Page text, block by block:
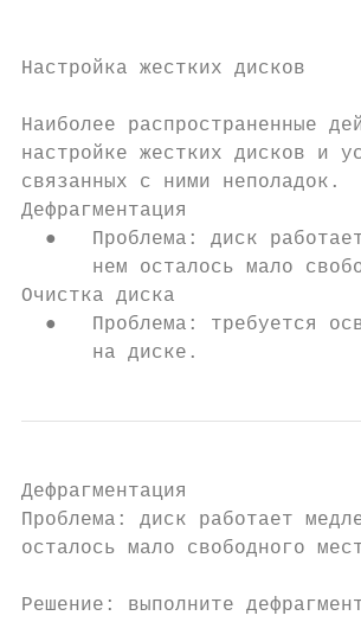
Настройка жестких дисков
Наиболее распространенные
настройке жестких дисков и
связанных с ними неполадок.
Дефрагментация
●   Проблема: диск
нем осталось мало
Очистка диска
●   Проблема: требуется
      на диске.
Дефрагментация
Проблема: диск работает
осталось мало свободного
Решение: выполните